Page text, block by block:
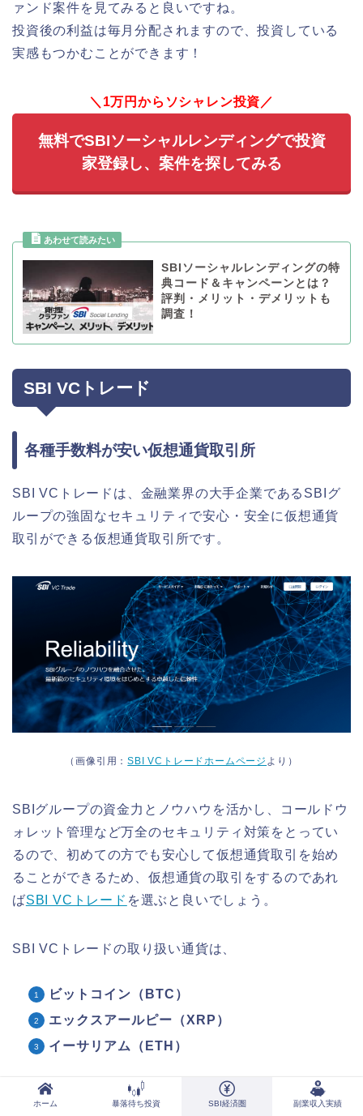
ァンド案件を見てみると良いですね。
投資後の利益は毎月分配されますので、投資している
実感もつかむことができます！
＼1万円からソシャレン投資／
無料でSBIソーシャルレンディングで投資
家登録し、案件を探してみる
SBIソーシャルレンディングの特
典コード＆キャンペーンとは？
評判・メリット・デメリットも
調査！
SBI VCトレード
各種手数料が安い仮想通貨取引所
SBI VCトレードは、金融業界の大手企業であるSBIグ
ループの強固なセキュリティで安心・安全に仮想通貨
取引ができる仮想通貨取引所です。
（画像引用：SBI VCトレードホームページ より）
SBIグループの資金力とノウハウを活かし、コールドウ
ォレット管理など万全のセキュリティ対策をとってい
るので、初めての方でも安心して仮想通貨取引を始め
ることができるため、仮想通貨の取引をするのであれ
ばSBI VCトレード を選ぶと良いでしょう。
SBI VCトレードの取り扱い通貨は、
ビットコイン（BTC）
エックスアールピー（XRP）
イーサリアム（ETH）
の3種類です。
ホーム 暴落待ち投資 SBI経済圏 副業収入実績